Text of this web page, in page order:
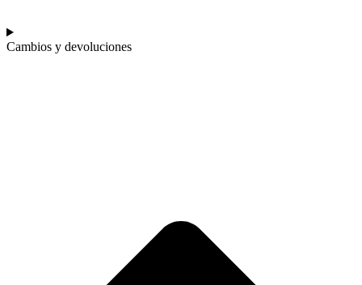
Cambios y devoluciones